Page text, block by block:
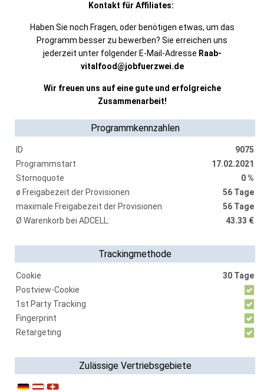
Kontakt für Affiliates:
Haben Sie noch Fragen, oder benötigen etwas, um das
Programm besser zu bewerben? Sie erreichen uns
jederzeit unter folgender E-Mail-Adresse Raab-
vitalfood@jobfuerzwei.de
Wir freuen uns auf eine gute und erfolgreiche
Zusammenarbeit!
Programmkennzahlen
ID
9075
Programmstart
17.02.2021
Stornoquote
0 %
ø Freigabezeit der Provisionen
56 Tage
maximale Freigabezeit der Provisionen
56 Tage
Ø Warenkorb bei ADCELL:
43.33 €
Trackingmethode
Cookie
30 Tage
Postview-Cookie
1st Party Tracking
Fingerprint
Retargeting
Zulässige Vertriebsgebiete